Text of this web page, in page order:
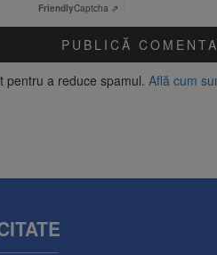
FriendlyCaptcha ⇗
pentru a reduce spamul. Află cum